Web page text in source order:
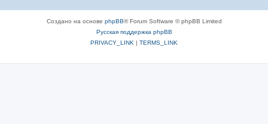
Создано на основе phpBB® Forum Software © phpBB Limited
Русская поддержка phpBB
PRIVACY_LINK | TERMS_LINK